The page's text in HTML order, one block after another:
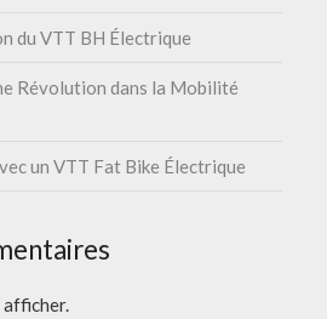
du VTT BH Électrique
Révolution dans la Mobilité
un VTT Fat Bike Électrique
afficher.